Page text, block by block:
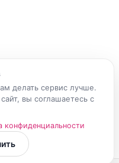
делать сервис лучше.
вы соглашаетесь с
конфиденциальности